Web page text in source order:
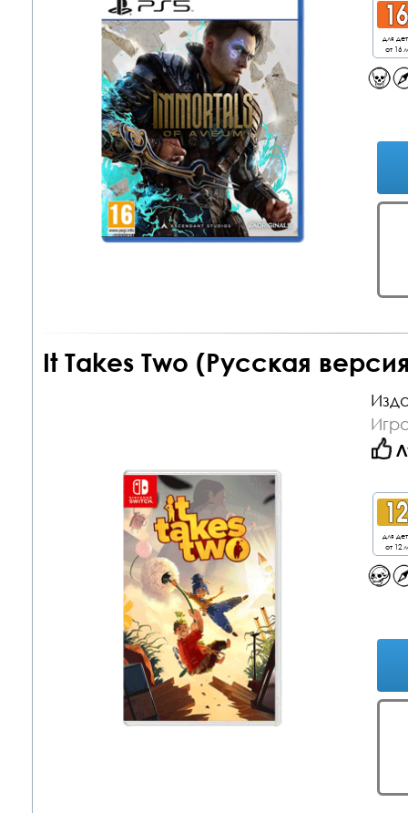
для
от 16
It Takes Two (Русская
для
от 12